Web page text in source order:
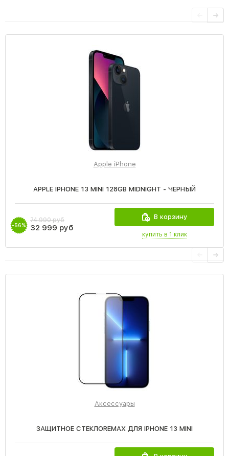
Apple iPhone
APPLE IPHONE 13 MINI 128GB MIDNIGHT - ЧЕРНЫЙ
-56%
74 990 руб
32 999 руб
В корзину
купить в 1 клик
Аксессуары
ЗАЩИТНОЕ СТЕКЛОREMAX ДЛЯ IPHONE 13 MINI